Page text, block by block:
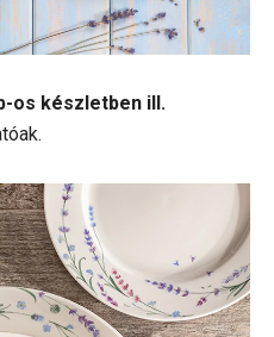
os készletben ill.